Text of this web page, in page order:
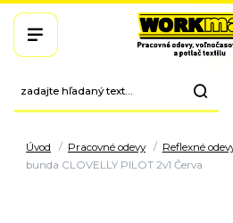
Úvod Pracovné odevy Reflexné
bunda CLOVELLY PILOT 2v1 Červa